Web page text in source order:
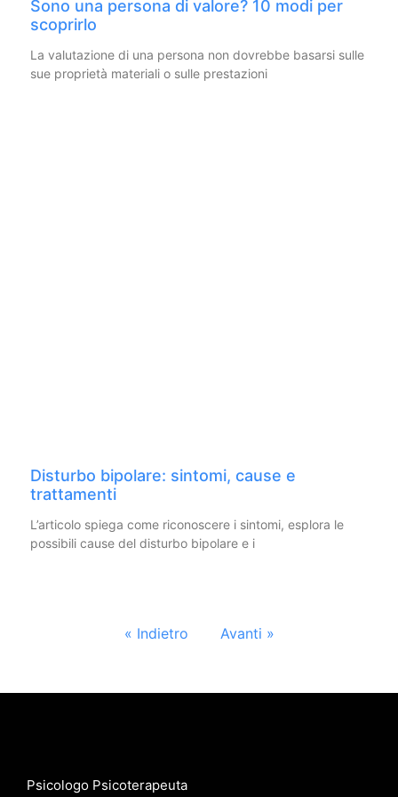
Sono una persona di valore? 10 modi per
scoprirlo
La valutazione di una persona non dovrebbe basarsi sulle
sue proprietà materiali o sulle prestazioni
Disturbo bipolare: sintomi, cause e
trattamenti
L’articolo spiega come riconoscere i sintomi, esplora le
possibili cause del disturbo bipolare e i
« Indietro Avanti »
Psicologo Psicoterapeuta